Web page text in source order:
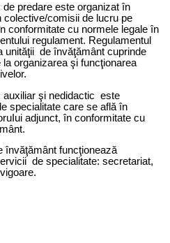
predare este organizat în
comisii de lucru pe
conformitate cu normele legale în
regulament. Regulamentul
unităţii de învăţământ cuprinde
organizarea şi funcţionarea
şi nedidactic este
specialitate care se află în
adjunct, în conformitate cu
învăţământ funcţionează
de specialitate: secretariat,